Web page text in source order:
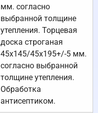
мм. согласно
выбранной толщине
утепления. Торцевая
доска строганая
45х145/45х195+/-5 мм.
согласно выбранной
толщине утепления.
Обработка
антисептиком.